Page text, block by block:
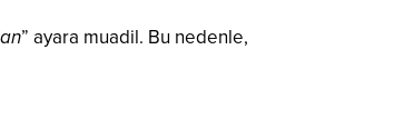
” ayara muadil. Bu nedenle,